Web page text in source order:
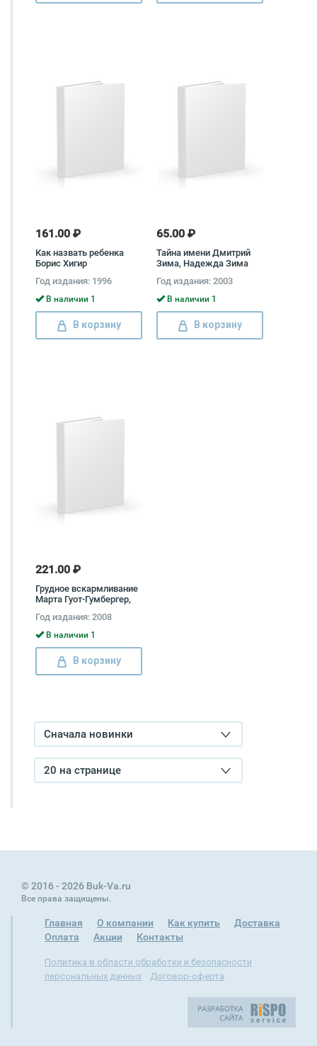
161.00 ₽
Как назвать ребенка
Борис Хигир
Год издания: 1996
В наличии 1
В корзину
65.00 ₽
Тайна имени Дмитрий
Зима, Надежда Зима
Год издания: 2003
В наличии 1
В корзину
221.00 ₽
Грудное вскармливание
Марта Гуот-Гумбергер,
Год издания: 2008
В наличии 1
В корзину
Сначала новинки
20 на странице
© 2016 - 2026 Buk-Va.ru
Все права защищены.
Главная О компании Как купить
Доставка
Оплата
Акции Контакты
Политика в области обработки и безопасности
персональных данных
Договор-оферта